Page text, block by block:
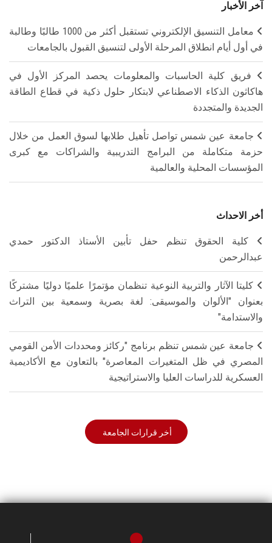
آخر الأخبار
معامل التنسيق الإلكتروني تستقبل أكثر من 1000 طالبًا وطالبة
في أول أيام انطلاق المرحلة الأولى لتنسيق القبول بالجامعات
فريق كلية الحاسبات والمعلومات يحصد المركز الأول في
هاكاثون الذكاء الاصطناعي لابتكار حلول ذكية في قطاع الطاقة
الجديدة والمتجددة
جامعة عين شمس تواصل تأهيل طلابها لسوق العمل من خلال
حزمة متكاملة من البرامج التدريبية والشراكات مع كبرى
المؤسسات المحلية والعالمية
أخر الاحداث
كلية الحقوق تنظم حفل تأبين الأستاذ الدكتور حمدي
عبدالرحمن
كليتا الآثار والتربية النوعية تنظمان مؤتمرًا علميًا دوليًا مشتركًا
بعنوان "الألوان والموسيقى: لغة بصرية وسمعية بين التراث
والاستدامة"
جامعة عين شمس تنظم برنامج "ركائز ومحددات الأمن القومي
المصري في ظل المتغيرات المعاصرة" بالتعاون مع الأكاديمية
العسكرية للدراسات العليا والاستراتيجية
أخر قرارات الجامعة